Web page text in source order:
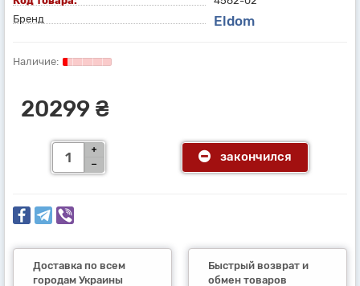
Бренд
Eldom
20299 ₴
закончился
Доставка по всем
городам Украины
Быстрый возврат и
обмен товаров